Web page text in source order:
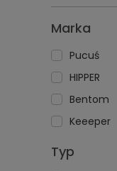
Marka
Pucuś
HIPPER
Bentom
Keeeper
Typ